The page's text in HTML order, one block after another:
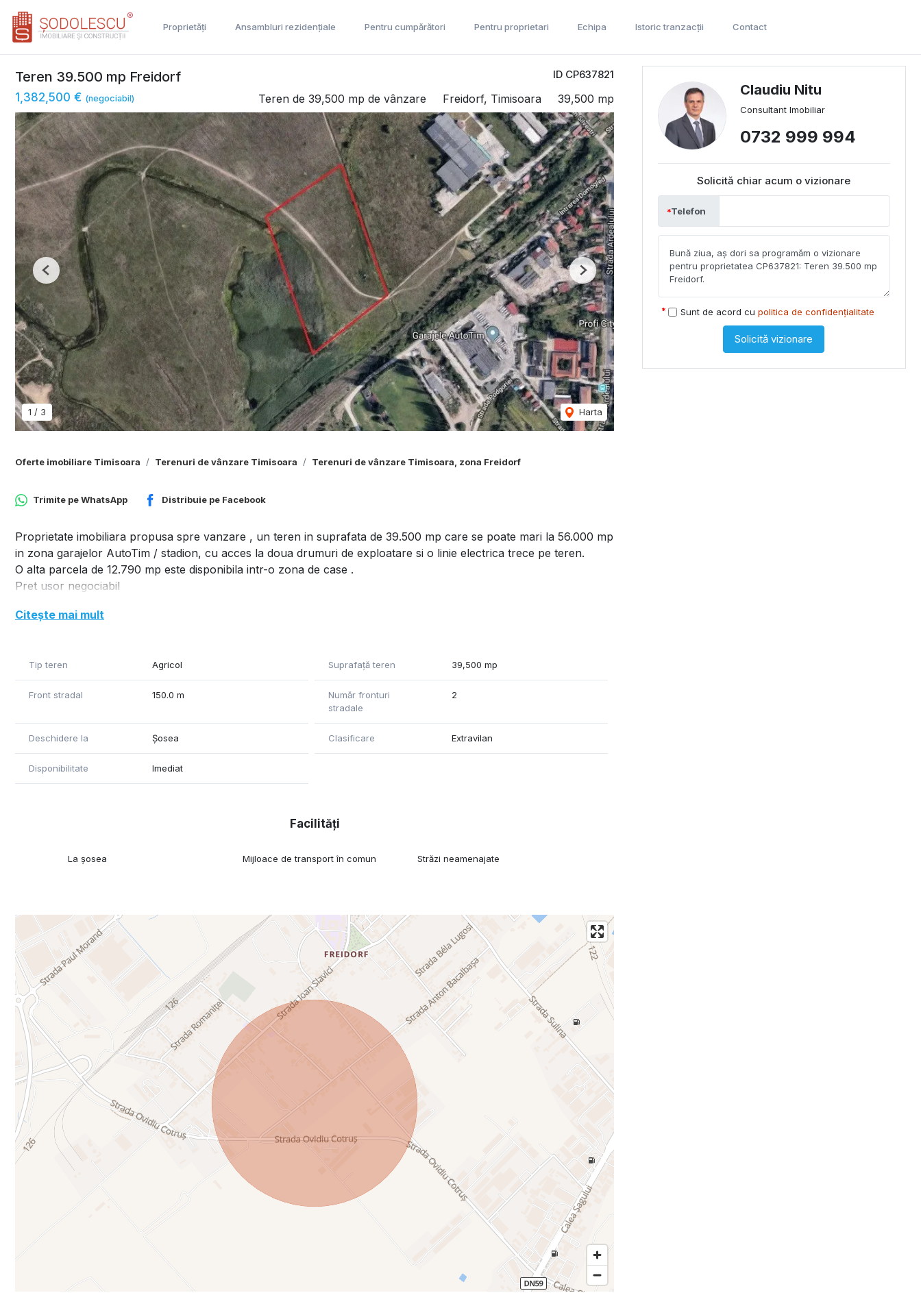
Proprietăți Ansambluri rezidențiale Pentru cumpărători Pentru proprietari Echipa Istoric tranzacții Contact
ID CP637821
Teren 39.500 mp Freidorf
1,382,500 € (negociabil) Teren de 39,500 mp de vânzare Freidorf, Timisoara 39,500 mp
1 / 3 Harta
Previous Next
Oferte imobiliare Timisoara Terenuri de vânzare Timisoara Terenuri de vânzare Timisoara, zona Freidorf
Trimite peWhatsApp Distribuie pe Facebook
Proprietate imobiliara propusa spre vanzare , un teren in suprafata de 39.500 mp care se poate mari la 56.000 mp
in zona garajelor AutoTim / stadion, cu acces la doua drumuri de exploatare si o linie electrica trece pe teren.
O alta parcela de 12.790 mp este disponibila intr-o zona de case .
Pret usor negociabil
Citește mai mult
Tip teren Agricol Suprafață teren 39,500 mp
Front stradal 150.0 m
Număr fronturi
stradale
2
Deschidere la Șosea Clasificare Extravilan
Disponibilitate Imediat
Facilități
La șosea Mijloace de transport în comun Străzi neamenajate
Claudiu Nitu
Consultant Imobiliar
0732 999 994
Solicită chiar acum o vizionare
Telefon
Sunt de acord cu politica de confidențialitate
Solicită vizionare